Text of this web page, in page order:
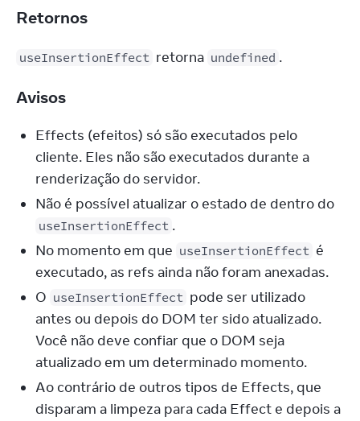
Retornos
useInsertionEffect retorna undefined .
Avisos
Effects (efeitos) só são executados pelo
cliente. Eles não são executados durante a
renderização do servidor.
Não é possível atualizar o estado de dentro do
useInsertionEffect .
No momento em que useInsertionEffect é
executado, as refs ainda não foram anexadas.
O useInsertionEffect pode ser utilizado
antes ou depois do DOM ter sido atualizado.
Você não deve confiar que o DOM seja
atualizado em um determinado momento.
Ao contrário de outros tipos de Effects, que
disparam a limpeza para cada Effect e depois a